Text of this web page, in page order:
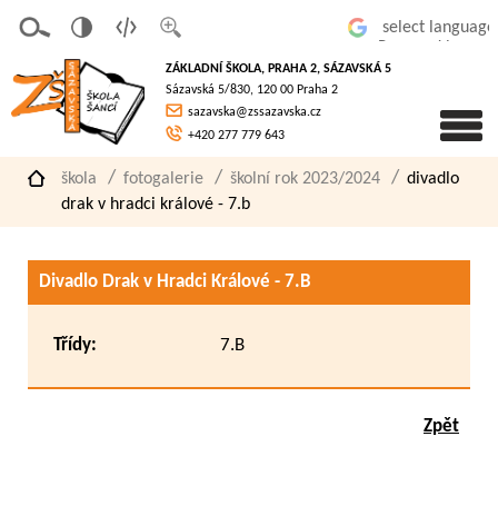
písmo
á
verze
pro
slaboz
raké
ZÁKLADNÍ ŠKOLA, PRAHA 2, SÁZAVSKÁ 5
Sázavská 5/830, 120 00 Praha 2
sazavska@zssazavska.cz
+420 277 779 643
škola fotogalerie školní rok 2023/2024
divadlo
drak v hradci králové - 7.b
Divadlo Drak v Hradci Králové - 7.B
Třídy: 7.B
Zpět